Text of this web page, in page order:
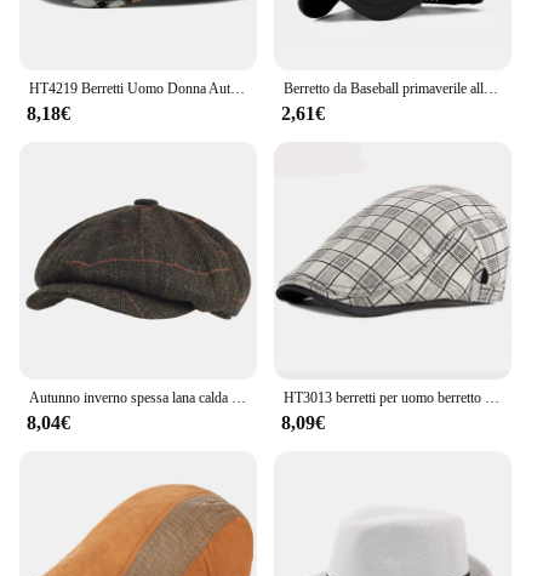
8,18€
Berretto da Baseball primaverile alla moda cappelli a rete Snapback berretti Hip Hop berretti da uomo Cool cappello da sole Casual all'aperto femminile
2,61€
8,04€ 8,09€